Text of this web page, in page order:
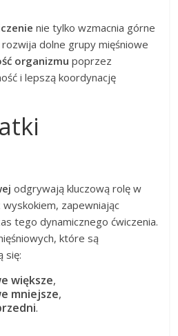
nie tylko wzmacnia górne
dolne grupy mięśniowe
organizmu poprzez
i lepszą koordynację
odgrywają kluczową rolę w
zapewniając
tego dynamicznego ćwiczenia.
które są
się:
większe,
mniejsze,
.